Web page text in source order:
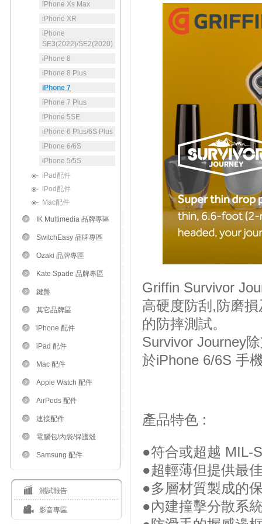
iPhone Xs Max
iPhone XR
iPhone
SE3(2022)/SE2(2020)
iPhone 8
iPhone 8 Plus
iPhone 7
iPhone 7 Plus
iPhone 5SE
iPhone 6 Plus/6S Plus
iPhone 6/6S
iPhone 5/5S
iPad配件
iPod配件
Mac配件
IK Multimedia 品牌專區
SwitchEasy 品牌專區
Ozaki 品牌專區
Kate Spade 品牌專區
鍵盤
其它品牌區
iPhone 配件
iPad 配件
Mac 配件
Apple Watch 配件
AirPods 配件
連接配件
電腦包/內袋/保護殼
Samsung 配件
測試報告
影音專區
Griffin Survivor
高硬度防刮,防磨
的防摔測試。
Survivor Journey
於iPhone 6/6S 手
產品特色 :
●符合或超越 MIL-
●超輕薄但提供最
●多層材質製成的
●內建撞擊分散系